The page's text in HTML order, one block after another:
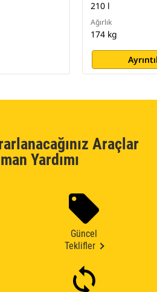
210 l
Ağırlık
174 kg
Araçlar
Yardımı
Güncel
Teklifler